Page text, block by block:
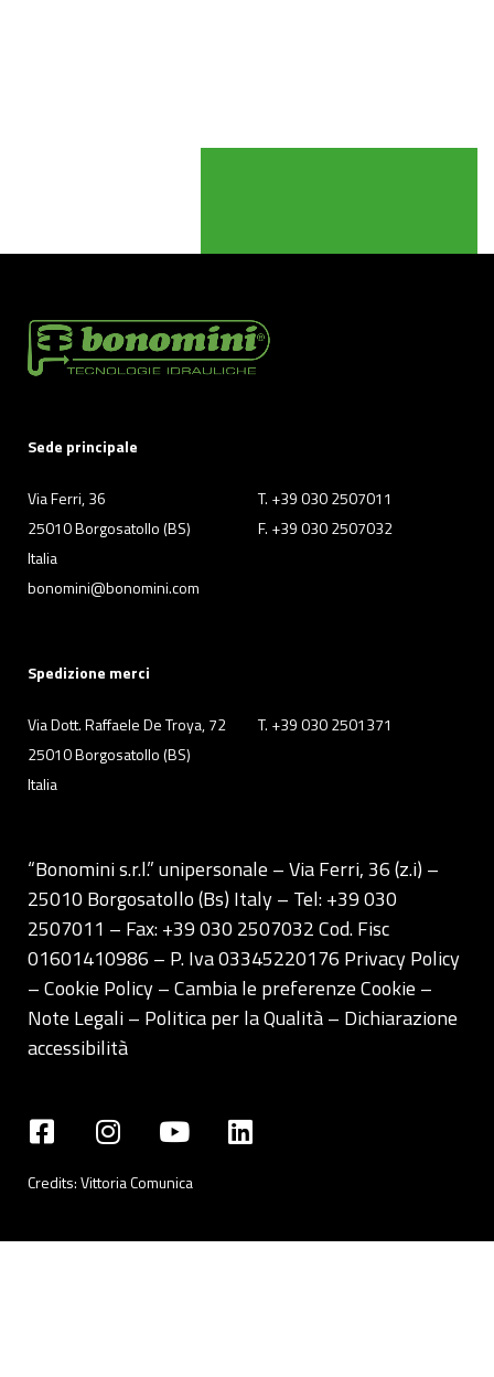
Sede principale
Via Ferri, 36
25010 Borgosatollo (BS)
Italia
T. +39 030 2507011
F. +39 030 2507032
bonomini@bonomini.com
Spedizione merci
Via Dott. Raffaele De Troya, 72
25010 Borgosatollo (BS)
Italia
T. +39 030 2501371
“Bonomini s.r.l.” unipersonale – Via Ferri, 36 (z.i) –
25010 Borgosatollo (Bs) Italy – Tel: +39 030
2507011 – Fax: +39 030 2507032 Cod. Fisc
01601410986 – P. Iva 03345220176 Privacy Policy
– Cookie Policy –Cambia le preferenze Cookie –
Note Legali– Politica per la Qualità– Dichiarazione
accessibilità
Credits:Vittoria Comunica